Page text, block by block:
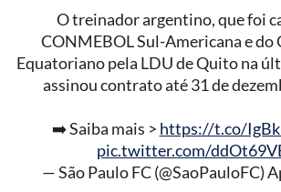
O treinador argentino, que foi
CONMEBOL Sul-Americana e do
Equatoriano pela LDU de Quito na
assinou contrato até 31 de
➡️ Saiba mais > https://t.co/
pic.twitter.com/
— São Paulo FC (@SaoPauloFC)